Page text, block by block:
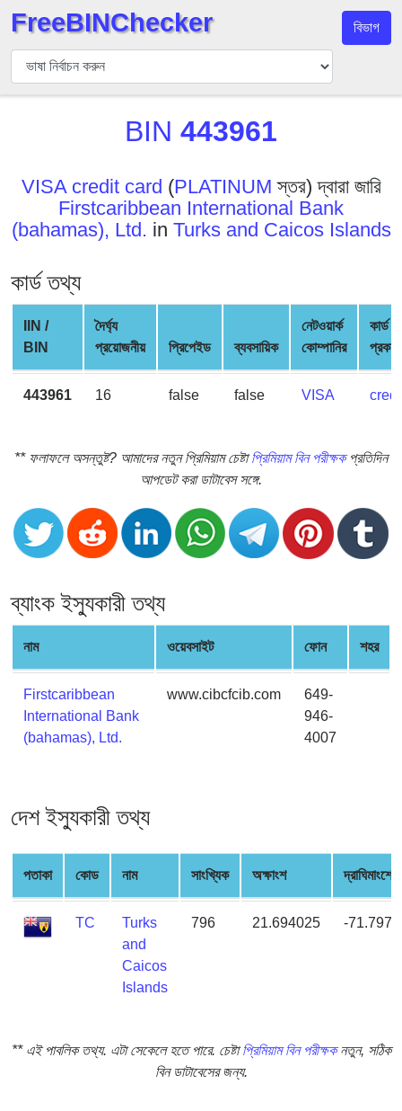
বিন
যাচাইকারী
সংখ্যা
এপিআই
Generator
BIN
Checker
v2
BIN
CC
from
Banks
Credit
Card
Validator
Credit
Card
Generator
Random
Credit
Card
Generator
Card
from
Credit
Card
Checker
Service
IP
FreeBINChecker বিভাগ
BIN 443961
VISA credit card (PLATINUM স্তর) দ্বারা জারি
Firstcaribbean International Bank
(bahamas), Ltd. in Turks and Caicos Islands
কার্ড তথ্য
IIN /
BIN
দৈর্ঘ্য
প্রয়োজনীয়
প্রিপেইড ব্যবসায়িক
নেটওয়ার্ক
কোম্পানির
কার্ড
প্রকার
443961 16 false false VISA
** ফলাফলে অসন্তুষ্ট? আমাদের নতুন প্রিমিয়াম চেষ্টাপ্রিমিয়াম বিন পরীক্ষকপ্রতিদিন
আপডেট করা ডাটাবেস সঙ্গে.
ব্যাংক ইস্যুকারী তথ্য
নাম ওয়েবসাইট ফোন শহর
Firstcaribbean
International Bank
(bahamas), Ltd.
www.cibcfcib.com
649-
946-
4007
দেশ ইস্যুকারী তথ্য
পতাকা কোড নাম সাংখ্যিক অক্ষাংশ দ্রাঘিমাংশের
TC
Turks
and
Caicos
Islands
796 21.694025 -
** এই পাবলিক তথ্য. এটা সেকেলে হতে পারে. চেষ্টাপ্রিমিয়াম বিন পরীক্ষকনতুন, সঠিক
বিন ডাটাবেসের জন্য.